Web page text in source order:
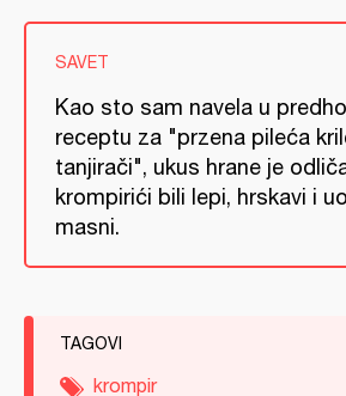
SAVET
Kao sto sam navela u
receptu za "przena pileća
tanjirači", ukus hrane je
krompirići bili lepi, hrskavi i
masni.
TAGOVI
krompir